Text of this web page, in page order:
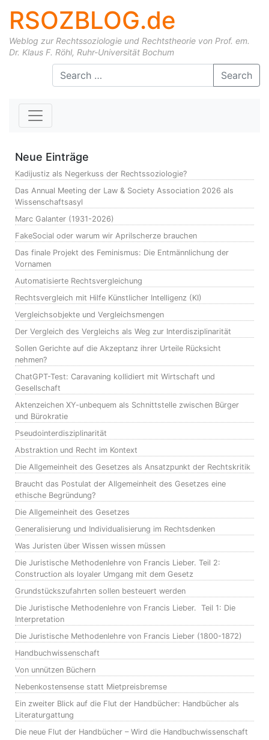
RSOZBLOG.de
Weblog zur Rechtssoziologie und Rechtstheorie von Prof. em.
Dr. Klaus F. Röhl, Ruhr-Universität Bochum
Skip to content Search
Neue Einträge
Kadijustiz als Negerkuss der Rechtssoziologie?
Das Annual Meeting der Law & Society Association 2026 als
Wissenschaftsasyl
Marc Galanter (1931-2026)
FakeSocial oder warum wir Aprilscherze brauchen
Das finale Projekt des Feminismus: Die Entmännlichung der
Vornamen
Automatisierte Rechtsvergleichung
Rechtsvergleich mit Hilfe Künstlicher Intelligenz (KI)
Vergleichsobjekte und Vergleichsmengen
Der Vergleich des Vergleichs als Weg zur Interdisziplinarität
Sollen Gerichte auf die Akzeptanz ihrer Urteile Rücksicht
nehmen?
ChatGPT-Test: Caravaning kollidiert mit Wirtschaft und
Gesellschaft
Aktenzeichen XY-unbequem als Schnittstelle zwischen Bürger
und Bürokratie
Pseudointerdisziplinarität
Abstraktion und Recht im Kontext
Die Allgemeinheit des Gesetzes als Ansatzpunkt der Rechtskritik
Braucht das Postulat der Allgemeinheit des Gesetzes eine
ethische Begründung?
Die Allgemeinheit des Gesetzes
Generalisierung und Individualisierung im Rechtsdenken
Was Juristen über Wissen wissen müssen
Die Juristische Methodenlehre von Francis Lieber. Teil 2:
Construction als loyaler Umgang mit dem Gesetz
Grundstückszufahrten sollen besteuert werden
Die Juristische Methodenlehre von Francis Lieber. Teil 1: Die
Interpretation
Die Juristische Methodenlehre von Francis Lieber (1800-1872)
Handbuchwissenschaft
Von unnützen Büchern
Nebenkostensense statt Mietpreisbremse
Ein zweiter Blick auf die Flut der Handbücher: Handbücher als
Literaturgattung
Die neue Flut der Handbücher – Wird die Handbuchwissenschaft